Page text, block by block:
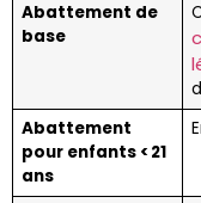
Abattement de
base
Abattement
pour enfants < 21
ans